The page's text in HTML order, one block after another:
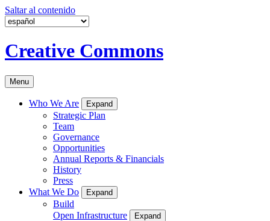
Saltar al contenido
Creative Commons
Menu
Who We Are Expand
Strategic Plan
Team
Governance
Opportunities
Annual Reports & Financials
History
Press
What We Do
Expand
Build
Open Infrastructure
Expand